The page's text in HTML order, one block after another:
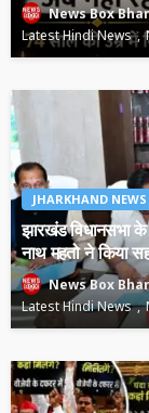
News Box
Latest Hindi News
JHARKHAND NEWS
झारखंड विधानसभा
नाथ महतो ने किया
News Box
Latest Hindi News